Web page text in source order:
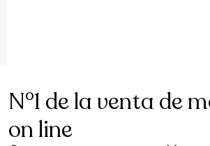
N°1 de la venta de
on line